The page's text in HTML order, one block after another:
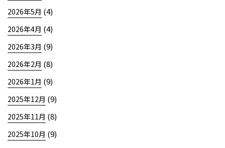
2026年5月 (4)
2026年4月 (4)
2026年3月 (9)
2026年2月 (8)
2026年1月 (9)
2025年12月 (9)
2025年11月 (8)
2025年10月 (9)